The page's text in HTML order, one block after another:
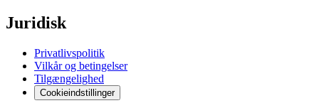
Juridisk
Privatlivspolitik
Vilkår og betingelser
Tilgængelighed
Cookieindstillinger